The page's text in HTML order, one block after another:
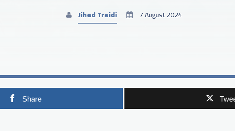
Jihed Traidi 7 August 2024
Share